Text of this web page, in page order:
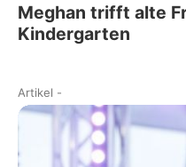
Meghan trifft alte
Kindergarten
Artikel -